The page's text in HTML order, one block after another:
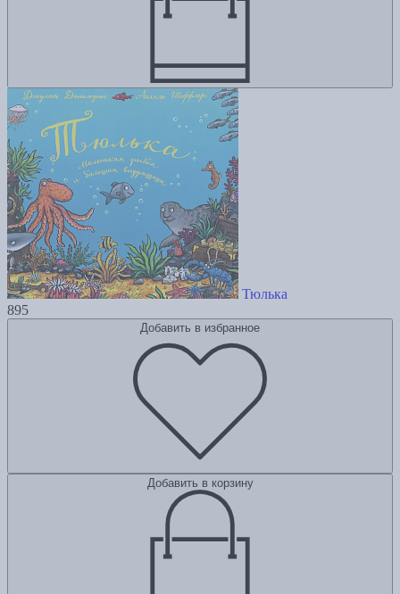
Тюлька
895
Добавить в избранное
Добавить в корзину